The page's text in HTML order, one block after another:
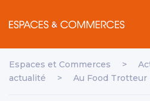
Espaces et Commerces >
actualité
> Au Food